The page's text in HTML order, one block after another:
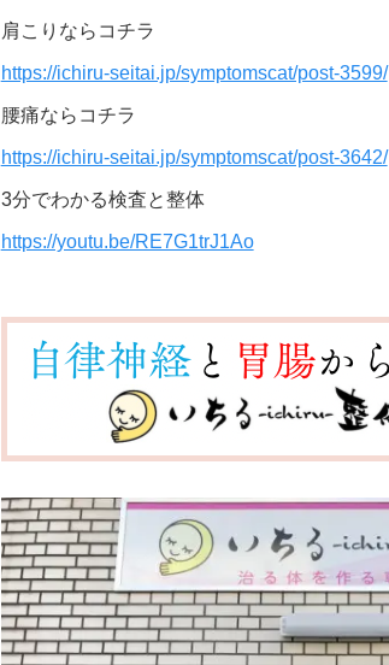
肩こりならコチラ
https://ichiru-seitai.jp/symptomscat/post-3599/
腰痛ならコチラ
https://ichiru-seitai.jp/symptomscat/post-3642/
3分でわかる検査と整体
https://youtu.be/RE7G1trJ1Ao